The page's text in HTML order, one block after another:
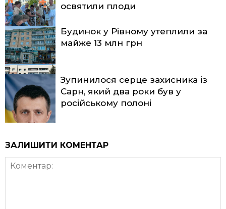
освятили плоди
Будинок у Рівному утеплили за
майже 13 млн грн
Зупинилося серце захисника із
Сарн, який два роки був у
російському полоні
ЗАЛИШИТИ КОМЕНТАР